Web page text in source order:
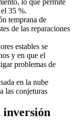
35 %.
temprana de
de las reparaciones
estables se
y en que el
problemas de
en la nube
las conjeturas
inversión